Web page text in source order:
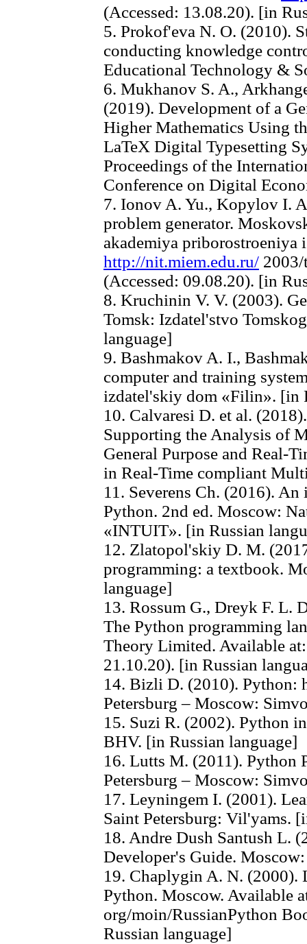
(Accessed: 13.08.20). [in
5. Prokof'eva N. O. (2010).
conducting knowledge
Educational Technology &
6. Mukhanov S. A.,
(2019). Development of a
Higher Mathematics Using
LaTeX Digital Typesetting
Proceedings of the
Conference on Digital
7. Ionov A. Yu., Kopylov I.
problem generator.
akademiya
http://nit.miem.edu.ru/
(Accessed: 09.08.20). [in
8. Kruchinin V. V. (2003).
Tomsk: Izdatel'stvo
language]
9. Bashmakov A. I.,
computer and training
izdatel'skiy dom «Filin». [in
10. Calvaresi D. et al.
Supporting the Analysis of
General Purpose and Real-
in Real-Time compliant
11. Severens Ch. (2016).
Python. 2nd ed. Moscow:
«INTUIT». [in Russian
12. Zlatopol'skiy D. M.
programming: a textbook.
language]
13. Rossum G., Dreyk F. L.
The Python programming
Theory Limited. Available
21.10.20). [in Russian
14. Bizli D. (2010). Python:
Petersburg – Moscow:
15. Suzi R. (2002). Python
BHV. [in Russian language]
16. Lutts M. (2011). Python
Petersburg – Moscow:
17. Leyningem I. (2001).
Saint Petersburg: Vil'yams.
18. Andre Dush Santush L.
Developer's Guide.
19. Chaplygin A. N. (2000).
Python. Moscow. Available
org/moin/RussianPython
Russian language]